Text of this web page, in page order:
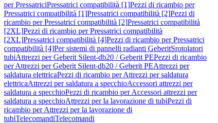
per PressatriciPressatrici compatibilità [1]Pezzi di ricambio per
Pressatrici compatibilità [1]Pressatrici compatibilità [2]Pezzi di
ricambio per Pressatrici compatibilità [2]Pressatrici compatibilità
[2XL]Pezzi di ricambio per Pressatrici compatibilità
[2XL]Pressatrici compatibilità [4]Pezzi di ricambio per Pressatrici
compatibilità [4]Per sistemi di pannelli radianti GeberitSrotolatori
tubiAttrezzi per Geberit Silent-db20 / Geberit PEPezzi di ricambio
per Attrezzi per Geberit Silent-db20 / Geberit PEAttrezzi per
saldatura elettricaPezzi di ricambio per Attrezzi per saldatura
elettricaAttrezzi per saldatura a specchioAccessori attrezzi per
saldatura a specchioPezzi di ricambio per Accessori attrezzi per
saldatura a specchioAttrezzi per la lavorazione di tubiPezzi di
ricambio per Attrezzi per la lavorazione di
tubiTelecomandiTelecomandi